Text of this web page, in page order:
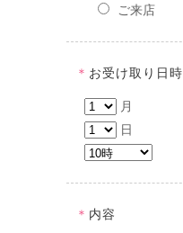
ご来店
＊ お受け取り日時
月
日
＊ 内容